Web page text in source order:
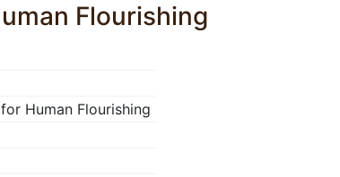
Flourishing
Human Flourishing